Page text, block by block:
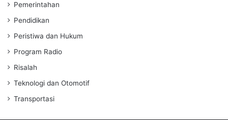
Pemerintahan
Pendidikan
Peristiwa dan Hukum
Program Radio
Risalah
Teknologi dan Otomotif
Transportasi